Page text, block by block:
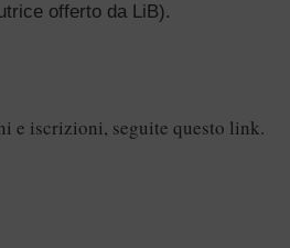
offerto da LiB).
e iscrizioni, seguite questo link.